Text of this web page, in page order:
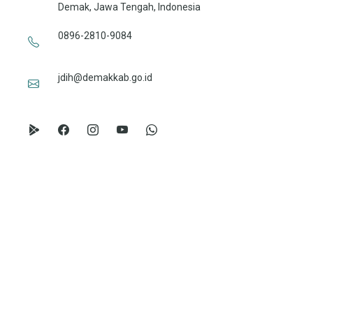
Demak, Jawa Tengah, Indonesia
0896-2810-9084
jdih@demakkab.go.id